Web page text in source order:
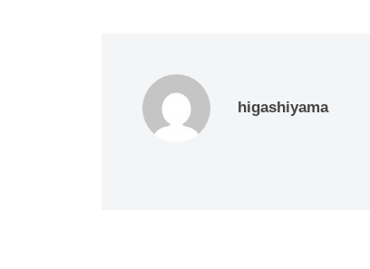
higashiyama